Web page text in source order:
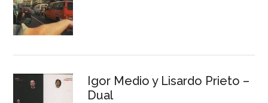
Igor Medio y Lisardo Prieto –
Dual